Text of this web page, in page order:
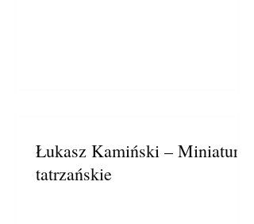
Łukasz Kamiński – Miniatury
tatrzańskie